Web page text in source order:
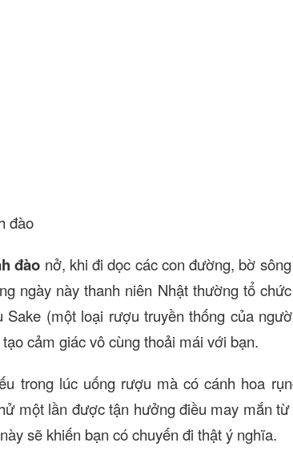
đào
đào nở, khi đi dọc các con đường, bờ
ngày này thanh niên Nhật thường tổ
Sake (một loại rượu truyền thống của
cảm giác vô cùng thoải mái với bạn.
trong lúc uống rượu mà có cánh hoa
một lần được tận hưởng điều may mắn
sẽ khiến bạn có chuyến đi thật ý nghĩa.